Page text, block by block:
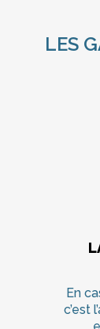
LES
En
c’est